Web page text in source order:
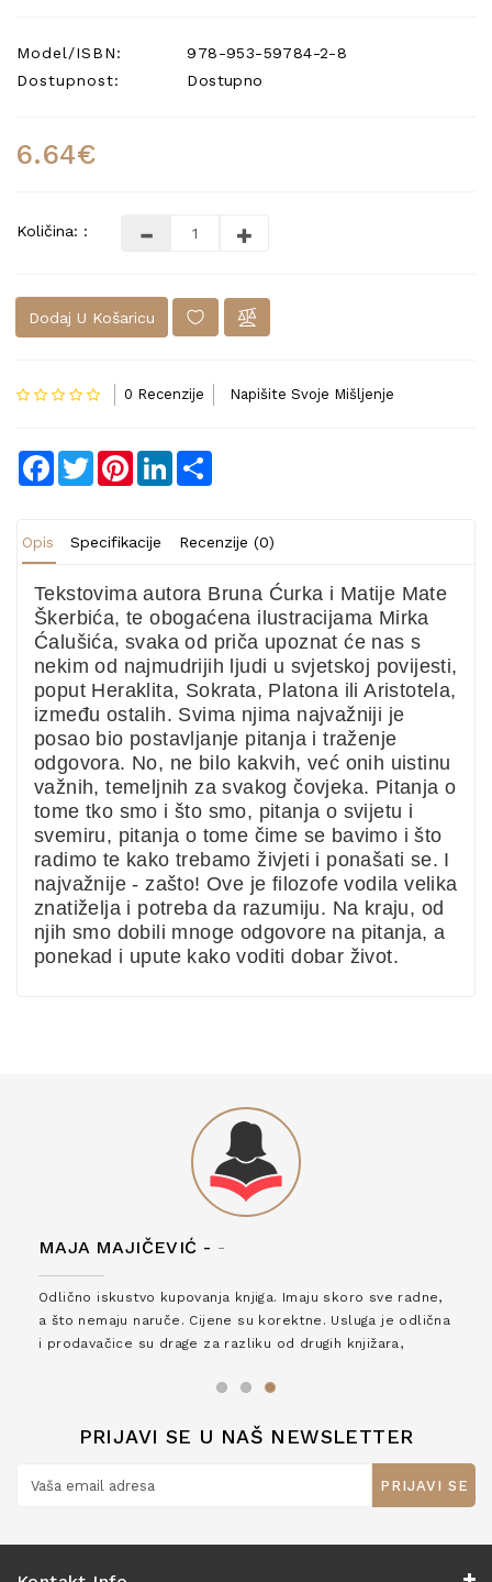
Model/ISBN:
978-953-59784-2-8
Dostupnost:
Dostupno
6.64€
Količina: :
Dodaj U Košaricu
0 Recenzije Napišite Svoje Mišljenje
Facebook
TwitterPinterestLinkedIn
Opis Specifikacije Recenzije (0)
Tekstovima autora Bruna Ćurka i Matije Mate
Škerbića, te obogaćena ilustracijama Mirka
Ćalušića, svaka od priča upoznat će nas s
nekim od najmudrijih ljudi u svjetskoj povijesti,
poput Heraklita, Sokrata, Platona ili Aristotela,
između ostalih. Svima njima najvažniji je
posao bio postavljanje pitanja i traženje
odgovora. No, ne bilo kakvih, već onih uistinu
važnih, temeljnih za svakog čovjeka. Pitanja o
tome tko smo i što smo, pitanja o svijetu i
svemiru, pitanja o tome čime se bavimo i što
radimo te kako trebamo živjeti i ponašati se. I
najvažnije - zašto! Ove je filozofe vodila velika
znatiželja i potreba da razumiju. Na kraju, od
njih smo dobili mnoge odgovore na pitanja, a
ponekad i upute kako voditi dobar život.
MAJA MAJIČEVIĆ - -
Odlično iskustvo kupovanja knjiga. Imaju skoro sve radne,
a što nemaju naruče. Cijene su korektne. Usluga je odlična
i prodavačice su drage za razliku od drugih knjižara,
PRIJAVI SE U NAŠ NEWSLETTER
PRIJAVI SE